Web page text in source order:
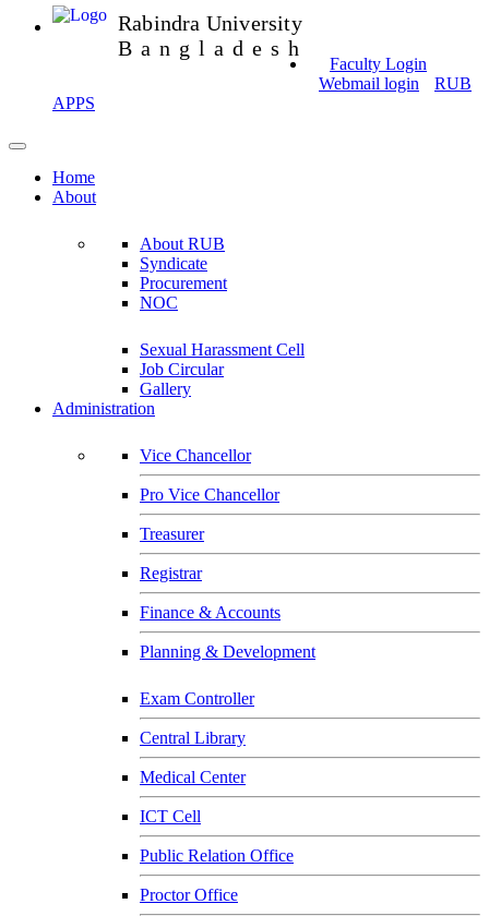
Rabindra University
Bangladesh
Faculty Login
Webmail login
RUB
APPS
Home
About
About RUB
Syndicate
Procurement
NOC
Sexual Harassment Cell
Job Circular
Gallery
Administration
Vice Chancellor
Pro Vice Chancellor
Treasurer
Registrar
Finance & Accounts
Planning & Development
Exam Controller
Central Library
Medical Center
ICT Cell
Public Relation Office
Proctor Office